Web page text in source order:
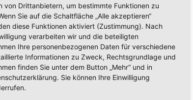
und Demokratie) im EU-Parlament
von Drittanbietern, um bestimmte Funktionen zu
Sie auf die Schaltfläche „Alle akzeptieren“
diese Funktionen aktiviert (Zustimmung). Nach
verarbeiten wir und die beteiligten
Ihre personenbezogenen Daten für verschiedene
Informationen zu Zweck, Rechtsgrundlage und
finden Sie unter dem Button „Mehr“ und in
Sie können Ihre Einwilligung